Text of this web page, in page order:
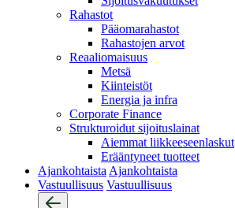
Rahastot
Pääomarahastot
Rahastojen arvot
Reaaliomaisuus
Metsä
Kiinteistöt
Energia ja infra
Corporate Finance
Strukturoidut sijoituslainat
Aiemmat liikkeeseenlaskut
Erääntyneet tuotteet
Ajankohtaista Ajankohtaista
Vastuullisuus Vastuullisuus